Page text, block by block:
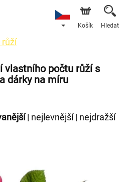
přijímáme. Nejbližší možné
z důvodu dovolené.
Košík Hledat
růží
vlastního počtu růží s
dárky na míru
| nejlevnější| nejdražší